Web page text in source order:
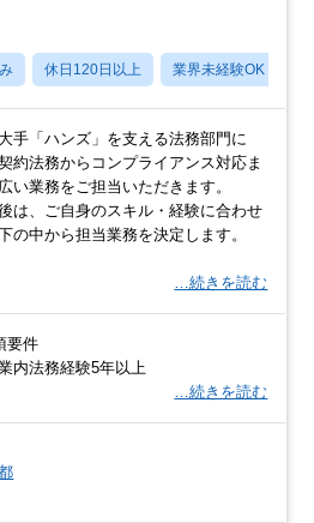
休日120日以上 業界未経験OK
手「ハンズ」を支える法務部門に
約法務からコンプライアンス対応ま
い業務をご担当いただきます。
は、ご自身のスキル・経験に合わせ
の中から担当業務を決定します。
…続きを読む
要件
内法務経験5年以上
…続きを読む